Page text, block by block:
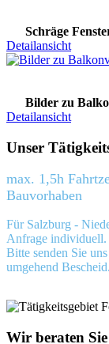
Schräge
Detailansicht
Bilder zu
Detailansicht
Unser
max. 1,5h
Bauvorhaben
Für Salzburg -
Anfrage individuell.
Bitte senden Sie
umgehend Bescheid.
Wir beraten